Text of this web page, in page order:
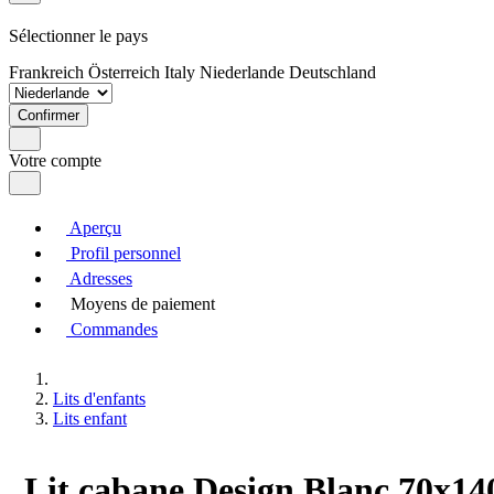
Sélectionner le pays
Frankreich Österreich Italy Niederlande Deutschland
Confirmer
Votre compte
Aperçu
Profil personnel
Adresses
Moyens de paiement
Commandes
Lits d'enfants
Lits enfant